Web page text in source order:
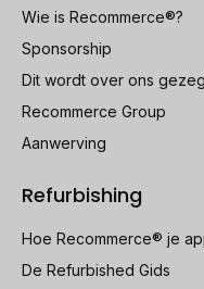
Wie is Recommerce®?
Sponsorship
Dit wordt over ons
Recommerce Group
Aanwerving
Refurbishing
Hoe Recommerce® je
De Refurbished Gids